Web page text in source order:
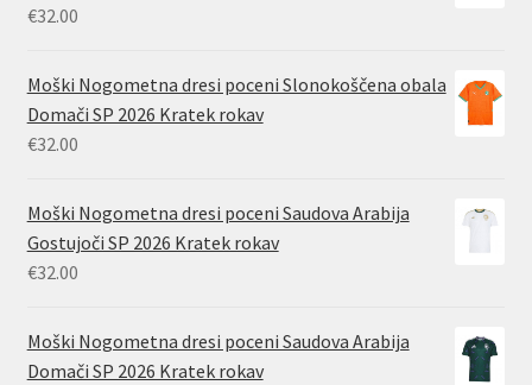
€32.00
Moški Nogometna dresi poceni Slonokoščena obala
Domači SP 2026 Kratek rokav
€32.00
Moški Nogometna dresi poceni Saudova Arabija
Gostujoči SP 2026 Kratek rokav
€32.00
Moški Nogometna dresi poceni Saudova Arabija
Domači SP 2026 Kratek rokav